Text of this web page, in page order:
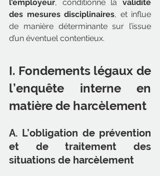
l’employeur, conditionne la validité
des mesures disciplinaires, et influe
de manière déterminante sur l’issue
d’un éventuel contentieux.
I. Fondements légaux de
l’enquête interne en
matière de harcèlement
A. L’obligation de prévention
et de traitement des
situations de harcèlement